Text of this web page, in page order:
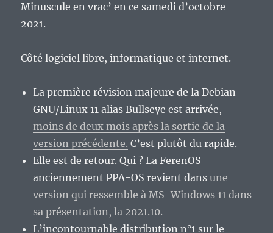
Minuscule en vrac’ en ce samedi d’octobre
2021.
Côté logiciel libre, informatique et internet.
La première révision majeure de la Debian
GNU/Linux 11 alias Bullseye est arrivée,
moins de deux mois après la sortie de la
version précédente. C’est plutôt du rapide.
Elle est de retour. Qui ? La FerenOS
anciennement PPA-OS revient dansune
version qui ressemble à MS-Windows 11 dans
sa présentation, la 2021.10.
L’incontournable distribution n°1 sur le